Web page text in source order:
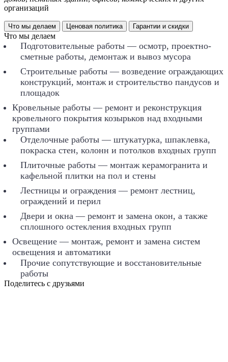
организаций
Что мы делаем Ценовая политика Гарантии и скидки
Что мы делаем
Подготовительные работы — осмотр, проектно-
сметные работы, демонтаж и вывоз мусора
Строительные работы — возведение ограждающих
конструкций, монтаж и строительство пандусов и
площадок
Кровельные работы — ремонт и реконструкция
кровельного покрытия козырьков над входными
группами
Отделочные работы — штукатурка, шпаклевка,
покраска стен, колонн и потолков входных групп
Плиточные работы — монтаж керамогранита и
кафельной плитки на пол и стены
Лестницы и ограждения — ремонт лестниц,
ограждений и перил
Двери и окна — ремонт и замена окон, а также
сплошного остекления входных групп
Освещение — монтаж, ремонт и замена систем
освещения и автоматики
Прочие сопутствующие и восстановительные
работы
Поделитесь с друзьями